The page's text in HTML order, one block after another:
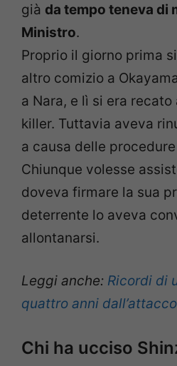
già da tempo teneva di
Ministro.
Proprio il giorno prima
altro comizio a
a Nara, e lì si era
killer. Tuttavia aveva
a causa delle procedure
Chiunque volesse
doveva firmare la sua
deterrente lo aveva
allontanarsi.
Leggi anche: Ricordi di
quattro anni
Chi ha ucciso